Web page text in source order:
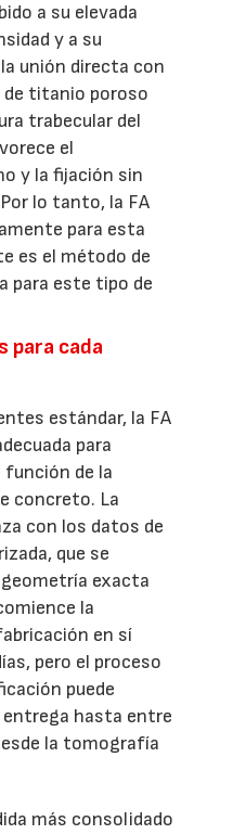
a su elevada
y a su
unión directa con
de titanio poroso
trabecular del
el
y la fijación sin
lo tanto, la FA
para esta
es el método de
para este tipo de
para cada
estándar, la FA
para
de la
concreto. La
con los datos de
que se
exacta
la
en sí
pero el proceso
puede
hasta entre
la tomografía
más consolidado